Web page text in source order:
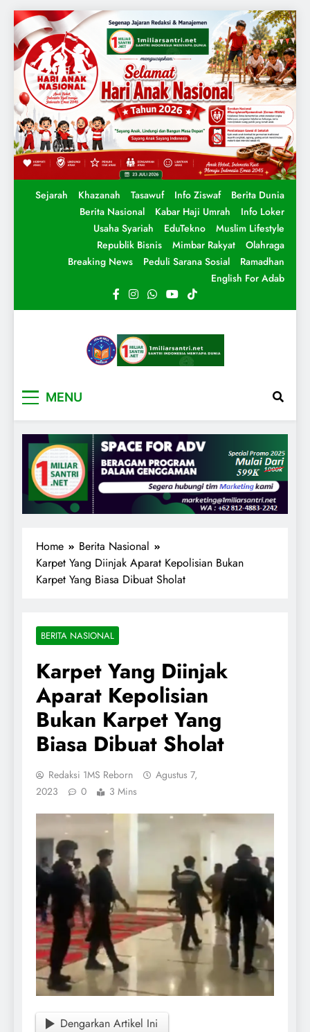
Sejarah Khazanah Tasawuf Info Ziswaf
Berita Dunia
Berita Nasional
Kabar Haji Umrah
Info Loker
Usaha Syariah
EduTekno
Muslim Lifestyle
Republik Bisnis
Mimbar Rakyat
Olahraga
Breaking News
Peduli Sarana Sosial
Ramadhan
English For Adab
MENU
Home
Berita Nasional
Karpet Yang Diinjak Aparat Kepolisian Bukan
Karpet Yang Biasa Dibuat Sholat
BERITA NASIONAL
Karpet Yang Diinjak
Aparat Kepolisian
Bukan Karpet Yang
Biasa Dibuat Sholat
Redaksi 1MS Reborn
Agustus 7,
2023
0 3 Mins
Dengarkan Artikel Ini